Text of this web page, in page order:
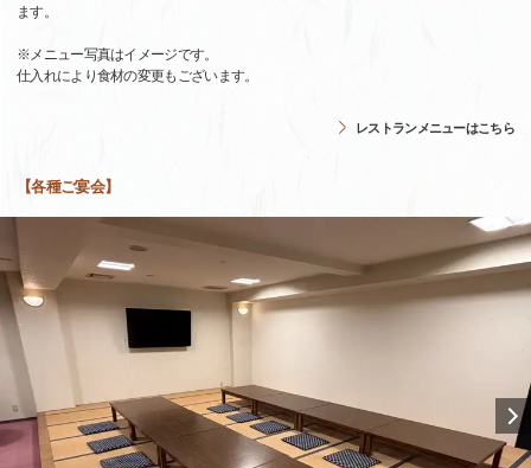
ます。
※メニュー写真はイメージです。
仕入れにより食材の変更もございます。
レストランメニューはこちら
【各種ご宴会】